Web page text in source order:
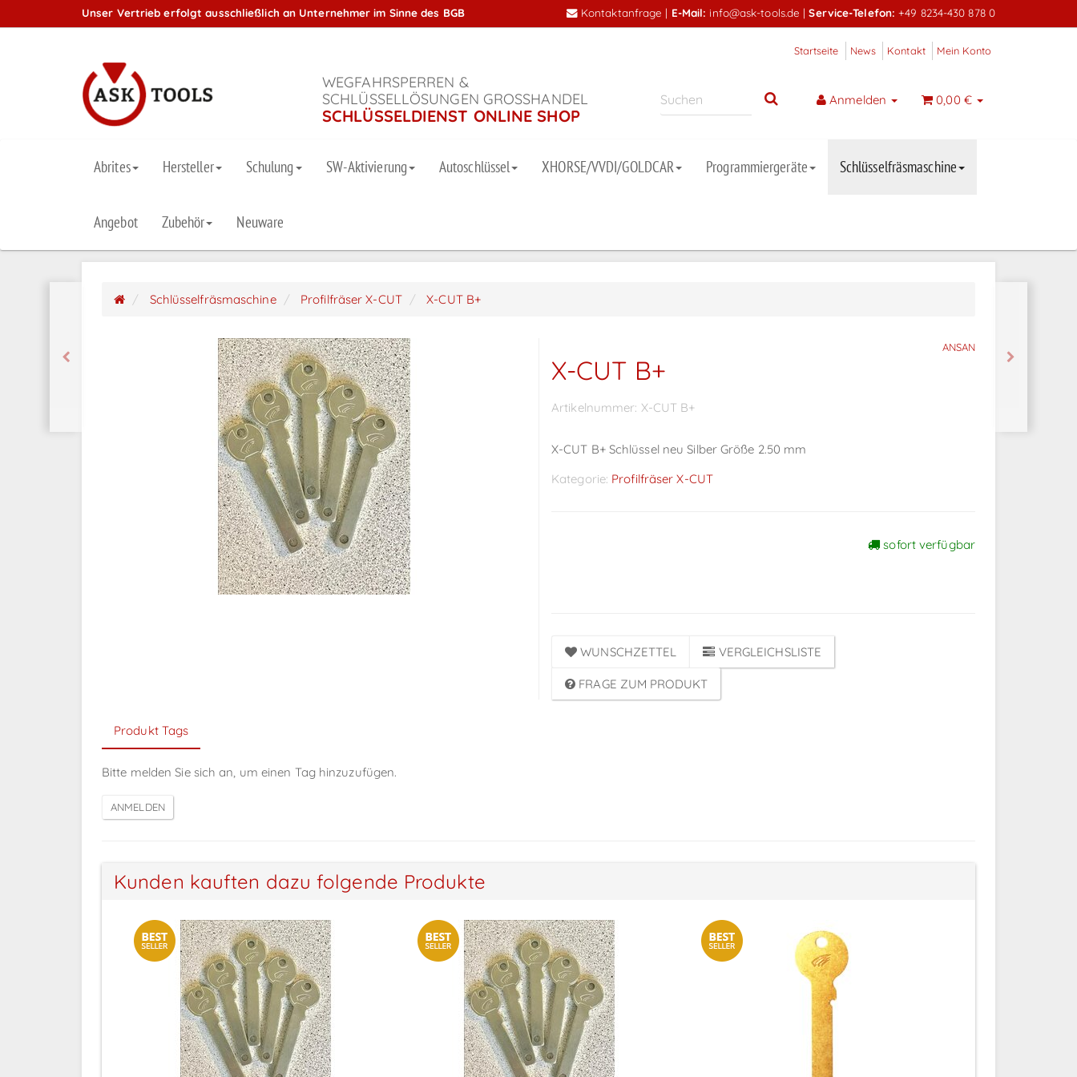
Unser Vertrieb erfolgt ausschließlich an Unternehmer im Sinne des BGB Kontaktanfrage | E-Mail: info@ask-tools.de |Service-Telefon: +49 8234-430 878 0
Startseite News Kontakt Mein Konto
WEGFAHRSPERREN &
SCHLÜSSELLÖSUNGEN GROSSHANDEL
SCHLÜSSELDIENST ONLINE SHOP
Anmelden 0,00 €
Abrites Hersteller Schulung SW-Aktivierung Autoschlüssel XHORSE/VVDI/GOLDCAR Programmiergeräte Schlüsselfräsmaschine
Angebot Zubehör Neuware
Schlüsselfräsmaschine Profilfräser X-CUT X-CUT B+
ANSAN
X-CUT B+
Artikelnummer: X-CUT B+
X-CUT B+ Schlüssel neu Silber Größe 2.50 mm
Kategorie: Profilfräser X-CUT
sofort verfügbar
WUNSCHZETTEL VERGLEICHSLISTE
FRAGE ZUM PRODUKT
Produkt Tags
Bitte melden Sie sich an, um einen Tag hinzuzufügen.
Kunden kauften dazu folgende Produkte